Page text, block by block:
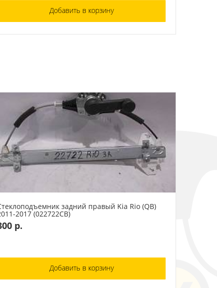
Добавить в корзину
задний правый Kia Rio (QB)
2017 (022722СВ)
р.
Добавить в корзину